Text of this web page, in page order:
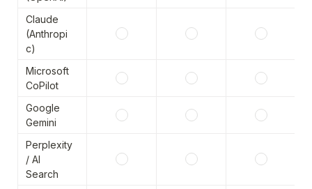
Claude
(Anthropi
c)
Microsoft
CoPilot
Google
Gemini
Perplexity
/ AI
Search